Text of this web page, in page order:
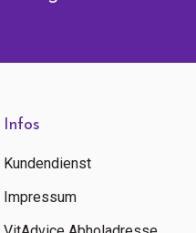
Infos
Kundendienst
Impressum